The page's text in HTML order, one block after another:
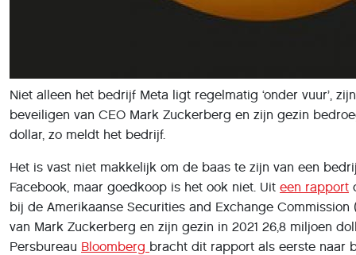
Niet alleen het bedrijf Meta ligt regelmatig ‘onder vuur’,
beveiligen van CEO Mark Zuckerberg en zijn gezin
dollar, zo meldt het bedrijf.
Het is vast niet makkelijk om de baas te zijn van een
Facebook, maar goedkoop is het ook niet. Uit een rapport
bij de Amerikaanse Securities and Exchange
van Mark Zuckerberg en zijn gezin in 2021 26,8 miljoen
Persbureau Bloomberg bracht dit rapport als eerste naar